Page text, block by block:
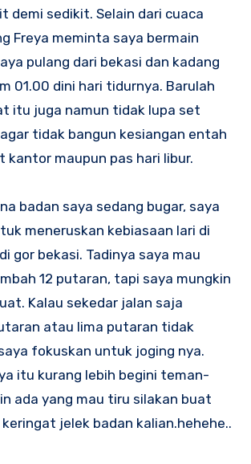
demi sedikit. Selain dari cuaca
Freya meminta saya bermain
pulang dari bekasi dan kadang
01.00 dini hari tidurnya. Barulah
itu juga namun tidak lupa set
tidak bangun kesiangan entah
kantor maupun pas hari libur.
badan saya sedang bugar, saya
meneruskan kebiasaan lari di
gor bekasi. Tadinya saya mau
12 putaran, tapi saya mungkin
Kalau sekedar jalan saja
atau lima putaran tidak
fokuskan untuk joging nya.
itu kurang lebih begini teman-
ada yang mau tiru silakan buat
jelek badan kalian.hehehe..